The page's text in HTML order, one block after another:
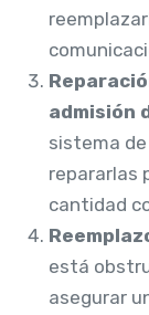
admisión
sistema
repararlas
cantidad
está
asegurar